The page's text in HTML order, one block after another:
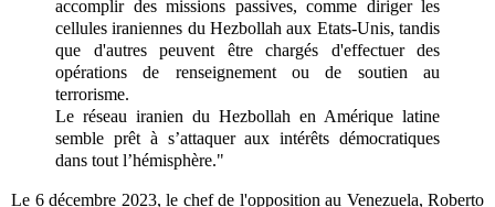
accomplir des missions passives, comme diriger les
cellules iraniennes du Hezbollah aux Etats-Unis, tandis
que d'autres peuvent être chargés d'effectuer des
opérations de renseignement ou de soutien au
terrorisme.
Le réseau iranien du Hezbollah en Amérique latine
semble prêt à s’attaquer aux intérêts démocratiques
dans tout l’hémisphère."
Le 6 décembre 2023, le chef de l'opposition au Venezuela, Roberto